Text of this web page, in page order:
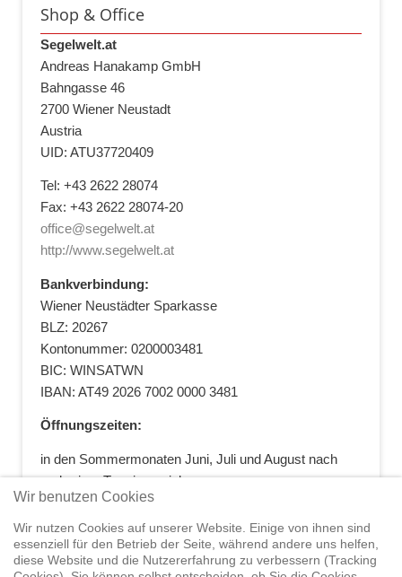
Shop & Office
Segelwelt.at
Andreas Hanakamp GmbH
Bahngasse 46
2700 Wiener Neustadt
Austria
UID: ATU37720409
Tel: +43 2622 28074
Fax: +43 2622 28074-20
office@segelwelt.at
http://www.segelwelt.at
Bankverbindung:
Wiener Neustädter Sparkasse
BLZ: 20267
Kontonummer: 0200003481
BIC: WINSATWN
IBAN: AT49 2026 7002 0000 3481
Öffnungszeiten:
in den Sommermonaten Juni, Juli und August nach
vorheriger Terminvereinbarung
+43 664 5881412|+43 2622 28074
office@segelwelt.at
Wir benutzen Cookies
Wir nutzen Cookies auf unserer Website. Einige von ihnen sind
essenziell für den Betrieb der Seite, während andere uns helfen,
diese Website und die Nutzererfahrung zu verbessern (Tracking